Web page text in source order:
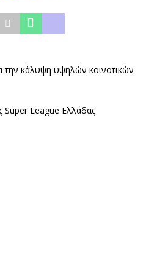
την κάλυψη υψηλών κοινοτικών
Super League Ελλάδας